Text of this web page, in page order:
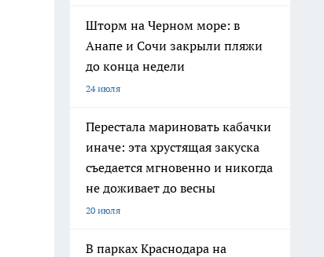
Шторм на Черном море: в
Анапе и Сочи закрыли пляжи
до конца недели
24 июля
Перестала мариновать кабачки
иначе: эта хрустящая закуска
съедается мгновенно и никогда
не доживает до весны
20 июля
В парках Краснодара на